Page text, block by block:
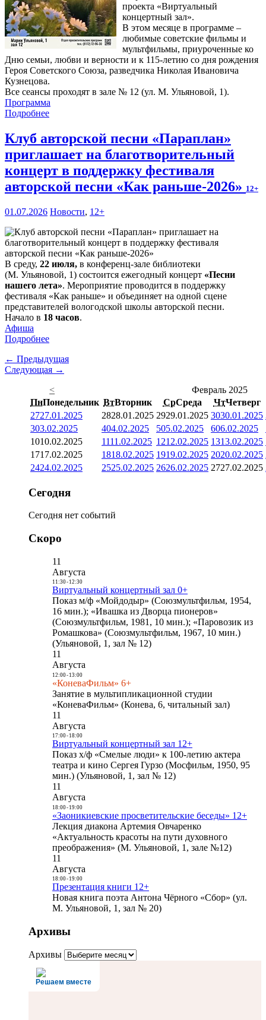
проекта «Виртуальный
концертный зал».
В этом месяце в программе –
любимые советские фильмы и
мультфильмы, приуроченные ко
Дню семьи, любви и верности и к 115-летию со дня рождения
Героя Советского Союза, разведчика Николая Ивановича
Кузнецова.
Все сеансы проходят в зале № 12 (ул. М. Ульяновой, 1).
Программа
Подробнее
Клуб авторской песни «Параплан»
приглашает на благотворительный
концерт в поддержку фестиваля
авторской песни «Как раньше-2026» 12+
01.07.2026 Новости, 12+
В среду, 22 июля, в конференц-зале библиотеки
(М. Ульяновой, 1) состоится ежегодный концерт «Песни
нашего лета». Мероприятие проводится в поддержку
фестиваля «Как раньше» и объединяет на одной сцене
представителей вологодской школы авторской песни.
Начало в 18 часов.
Афиша
Подробнее
← Предыдущая
Следующая →
<
Февраль 2025
ПнПонедельник ВтВторник СрСреда ЧтЧетверг
2727.01.2025 2828.01.2025 2929.01.2025 3030.01.2025
303.02.2025 404.02.2025 505.02.2025 606.02.2025
1010.02.2025 1111.02.2025 1212.02.2025 1313.02.2025
1717.02.2025 1818.02.2025 1919.02.2025 2020.02.2025
2424.02.2025 2525.02.2025 2626.02.2025 2727.02.2025
Сегодня
Сегодня нет событий
Скоро
11
Августа
11:30- 12:30
Виртуальный концертный зал 0+
Показ м/ф «Мойдодыр» (Союзмультфильм, 1954,
16 мин.); «Ивашка из Дворца пионеров»
(Союзмультфильм, 1981, 10 мин.); «Паровозик из
Ромашкова» (Союзмультфильм, 1967, 10 мин.)
(Ульяновой, 1, зал № 12)
11
Августа
12:00- 13:00
«КоневаФильм» 6+
Занятие в мультипликационной студии
«КоневаФильм» (Конева, 6, читальный зал)
11
Августа
17:00- 18:00
Виртуальный концертный зал 12+
Показ х/ф «Смелые люди» к 100-летию актера
театра и кино Сергея Гурзо (Мосфильм, 1950, 95
мин.) (Ульяновой, 1, зал № 12)
11
Августа
18:00- 19:00
«Заоникиевские просветительские беседы» 12+
Лекция диакона Артемия Овчаренко
«Актуальность красоты на пути духовного
преображения» (М. Ульяновой, 1, зале №12)
11
Августа
18:00- 19:00
Презентация книги 12+
Новая книга поэта Антона Чёрного «Сбор» (ул.
М. Ульяновой, 1, зал № 20)
Архивы
Архивы
Решаем вместе